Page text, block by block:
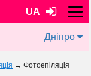
UA
Дніпро
→ Фотоепіляція